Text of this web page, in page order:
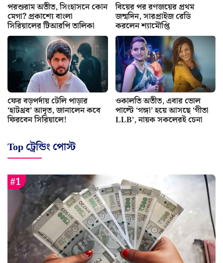
পরশুরাম অতীত, সিংহাসনে কোন
মেগা? প্রকাশ্যে বাংলা
সিরিয়ালের টিআরপি তালিকা
বিয়ের পর রণজয়ের প্রথম
জন্মদিন, সারপ্রাইজ রেডি
করলেন শ্যামৌপ্তি
ফের বড়পর্দায় টেলি পাড়ার
‘হাটথ্রব’ আদৃত, জানালেন কবে
ফিরবেন সিরিয়ালে!
ওকালতি অতীত, এবার ভোল
পাল্টে ‘গঙ্গা’ হয়ে আসছে ‘গীতা
LLB’, নায়ক সকলেরই চেনা
Top ট্রেন্ডিং পোস্ট